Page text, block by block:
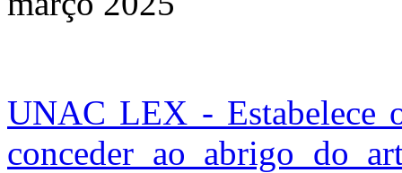
UNAC LEX - Estabelece
conceder ao abrigo do